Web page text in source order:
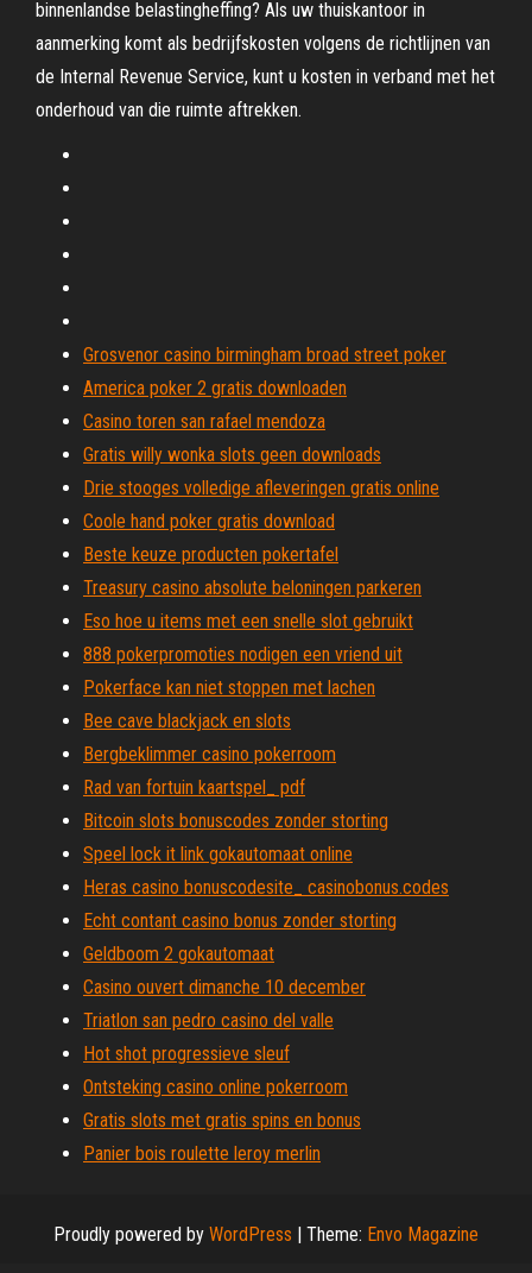
binnenlandse belastingheffing? Als uw thuiskantoor in
aanmerking komt als bedrijfskosten volgens de richtlijnen van
de Internal Revenue Service, kunt u kosten in verband met het
onderhoud van die ruimte aftrekken.
Grosvenor casino birmingham broad street poker
America poker 2 gratis downloaden
Casino toren san rafael mendoza
Gratis willy wonka slots geen downloads
Drie stooges volledige afleveringen gratis online
Coole hand poker gratis download
Beste keuze producten pokertafel
Treasury casino absolute beloningen parkeren
Eso hoe u items met een snelle slot gebruikt
888 pokerpromoties nodigen een vriend uit
Pokerface kan niet stoppen met lachen
Bee cave blackjack en slots
Bergbeklimmer casino pokerroom
Rad van fortuin kaartspel_ pdf
Bitcoin slots bonuscodes zonder storting
Speel lock it link gokautomaat online
Heras casino bonuscodesite_ casinobonus.codes
Echt contant casino bonus zonder storting
Geldboom 2 gokautomaat
Casino ouvert dimanche 10 december
Triatlon san pedro casino del valle
Hot shot progressieve sleuf
Ontsteking casino online pokerroom
Gratis slots met gratis spins en bonus
Panier bois roulette leroy merlin
Proudly powered by WordPress | Theme: Envo Magazine